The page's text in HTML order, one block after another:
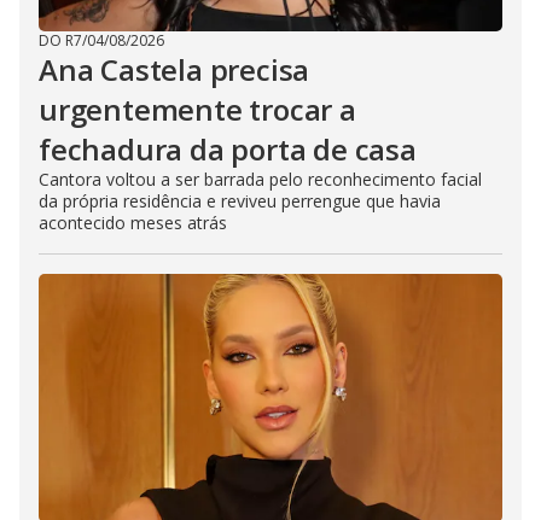
DO R7/04/08/2026
Ana Castela precisa
urgentemente trocar a
fechadura da porta de casa
Cantora voltou a ser barrada pelo reconhecimento facial
da própria residência e reviveu perrengue que havia
acontecido meses atrás